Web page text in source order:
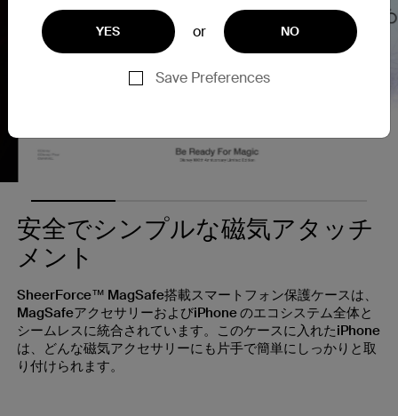
YES or NO
Save Preferences
安全でシンプルな磁気アタッチ
メント
SheerForce™ MagSafe搭載スマートフォン保護ケースは、
MagSafeアクセサリーおよびiPhone のエコシステム全体と
シームレスに統合されています。このケースに入れたiPhone
は、どんな磁気アクセサリーにも片手で簡単にしっかりと取
り付けられます。